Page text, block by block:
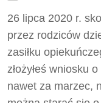
26 lipca 2020 r.
przez rodziców
zasiłku
złożyłeś wniosku
nawet za marzec,